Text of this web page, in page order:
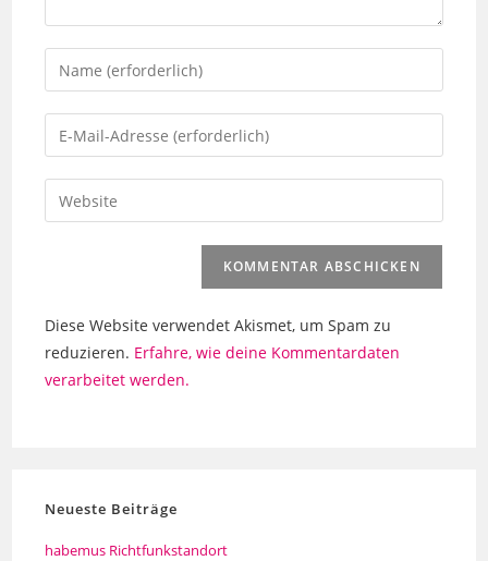
Gib
deinen
Namen
oder
zum
Kommentieren
Gib
deine
E-
Mail-
ein
Gib
deine
(optional)
Diese Website verwendet Akismet, um Spam zu
reduzieren. Erfahre, wie deine Kommentardaten
verarbeitet werden.
Neueste Beiträge
habemus Richtfunkstandort